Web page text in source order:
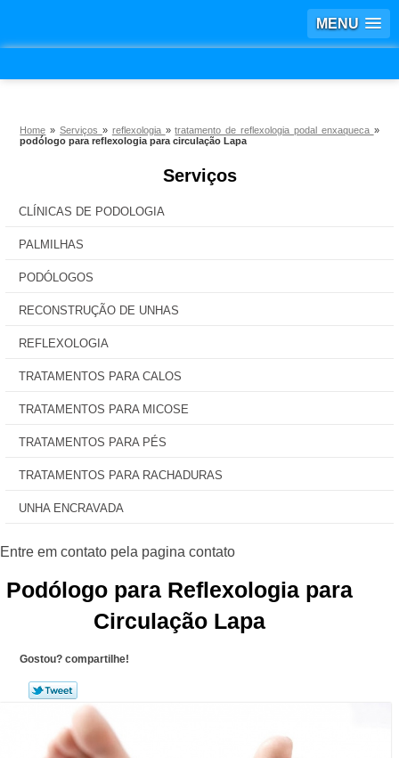
MENU
Home »Serviços » reflexologia »tratamento de reflexologia podal enxaqueca »
podólogo para reflexologia para circulação Lapa
Serviços
CLÍNICAS DE PODOLOGIA
PALMILHAS
PODÓLOGOS
RECONSTRUÇÃO DE UNHAS
REFLEXOLOGIA
TRATAMENTOS PARA CALOS
TRATAMENTOS PARA MICOSE
TRATAMENTOS PARA PÉS
TRATAMENTOS PARA RACHADURAS
UNHA ENCRAVADA
Podólogo para Reflexologia para
Circulação Lapa
Gostou? compartilhe!